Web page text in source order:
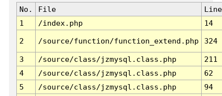
No. File
Line
1
/index.php 14
2 /source/function/function_extend.php 324
3 /source/class/jzmysql.class.php
211
4
/source/class/jzmysql.class.php
62
5
/source/class/jzmysql.class.php
94